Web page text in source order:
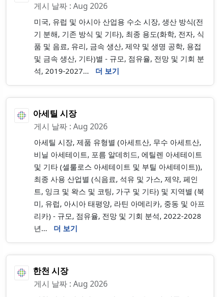
게시 날짜 : Aug 2026
미국, 유럽 및 아시아 산업용 수소 시장, 생산 방식(전
기 분해, 기존 방식 및 기타), 최종 용도(화학, 전자, 식
품 및 음료, 유리, 금속 생산, 제약 및 생명 공학, 용접
및 금속 생산, 기타)별 - 규모, 점유율, 전망 및 기회 분
석, 2019-2027...
더 보기
아세틸 시장
게시 날짜 : Aug 2026
아세틸 시장, 제품 유형별 (아세트산, 무수 아세트산,
비닐 아세테이트, 포름 알데히드, 에틸렌 아세테이트
및 기타 (셀룰로스 아세테이트 및 부틸 아세테이트)),
최종 사용 산업별 (식음료, 석유 및 가스, 제약, 페인
트, 잉크 및 왁스 및 코팅, 가구 및 기타) 및 지역별 (북
미, 유럽, 아시아 태평양, 라틴 아메리카, 중동 및 아프
리카) - 규모, 점유율, 전망 및 기회 분석, 2022-2028
년...
더 보기
한천 시장
게시 날짜 : Aug 2026